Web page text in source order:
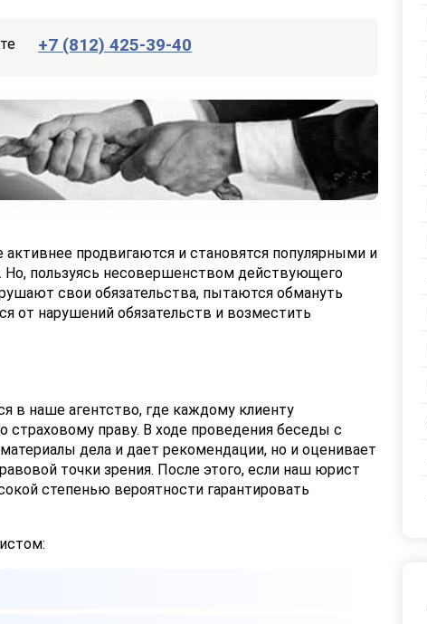
+7 (812) 425-39-40
продвигаются и становятся популярными и
пользуясь несовершенством действующего
свои обязательства, пытаются обмануть
от нарушений обязательств и возместить
в наше агентство, где каждому клиенту
страховому праву. В ходе проведения беседы с
дела и дает рекомендации, но и оценивает
точки зрения. После этого, если наш юрист
степенью вероятности гарантировать